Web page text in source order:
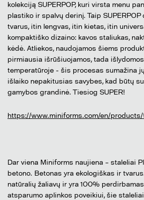
kolekciją SUPERPOP, kuri virsta menu
plastiko ir spalvų derinį. Taip
tvarus, itin lengvas, itin kietas, itin
kompaktiško dizaino: kavos staliukas,
kėdė. Atliekos, naudojamos šiems
pirmiausia išrūšiuojamos, tada
temperatūroje - šis procesas sumažina
išlaiko nepakitusias savybes, kad būtų
gamybos grandinė. Tiesiog SUPER!
https://www.miniforms.com/en/
Dar viena Miniforms naujiena – staleliai
betono. Betonas yra ekologiškas ir
natūralių žaliavų ir yra 100%
atsparumo aplinkos poveikiui, šie